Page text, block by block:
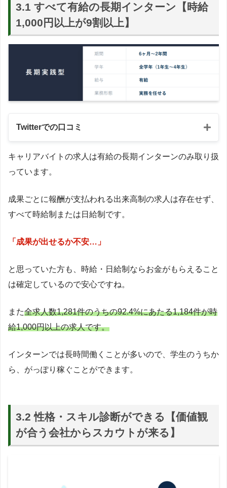
3.1 すべて有給の長期インターン【時給
1,000円以上が9割以上】
Twitterでの口コミ
Twitterでの意見
キャリアバイトの求人は有給の長期インターンのみ取り扱
っています。
成果ごとに報酬が支払われる出来高制の求人は存在せず、
すべて時給制または日給制です。
「成果が出せるか不安…」
と思っていた方も、時給・日給制ならお金がもらえること
は確定しているので安心ですね。
また全求人数1,281件のうちの92.4%にあたる1,184件が時
給1,000円以上の求人です。
インターンでは長時間働くことが多いので、学生のうちか
ら、がっぽり稼ぐことができます。
3.2 性格・スキル診断ができる【価値観
が合う会社からスカウトが来る】